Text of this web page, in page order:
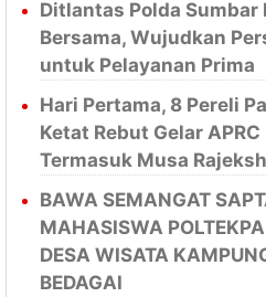
Ditlantas Polda Sumbar
Bersama, Wujudkan
untuk Pelayanan Prima
Hari Pertama, 8 Pereli
Ketat Rebut Gelar
Termasuk Musa
BAWA SEMANGAT
MAHASISWA
DESA WISATA
BEDAGAI